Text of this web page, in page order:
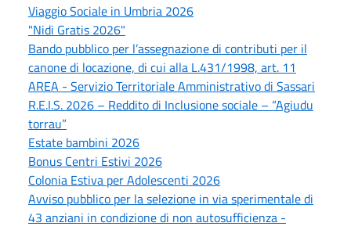
Viaggio Sociale in Umbria 2026
"Nidi Gratis 2026"
Bando pubblico per l’assegnazione di contributi per il
canone di locazione, di cui alla L.431/1998, art. 11
AREA - Servizio Territoriale Amministrativo di Sassari
R.E.I.S. 2026 – Reddito di Inclusione sociale – “Agiudu
torrau”
Estate bambini 2026
Bonus Centri Estivi 2026
Colonia Estiva per Adolescenti 2026
Avviso pubblico per la selezione in via sperimentale di
43 anziani in condizione di non autosufficienza -